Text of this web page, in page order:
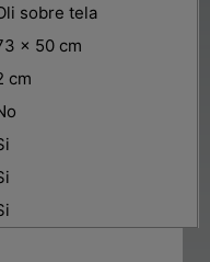
sobre tela
x 50 cm
cm